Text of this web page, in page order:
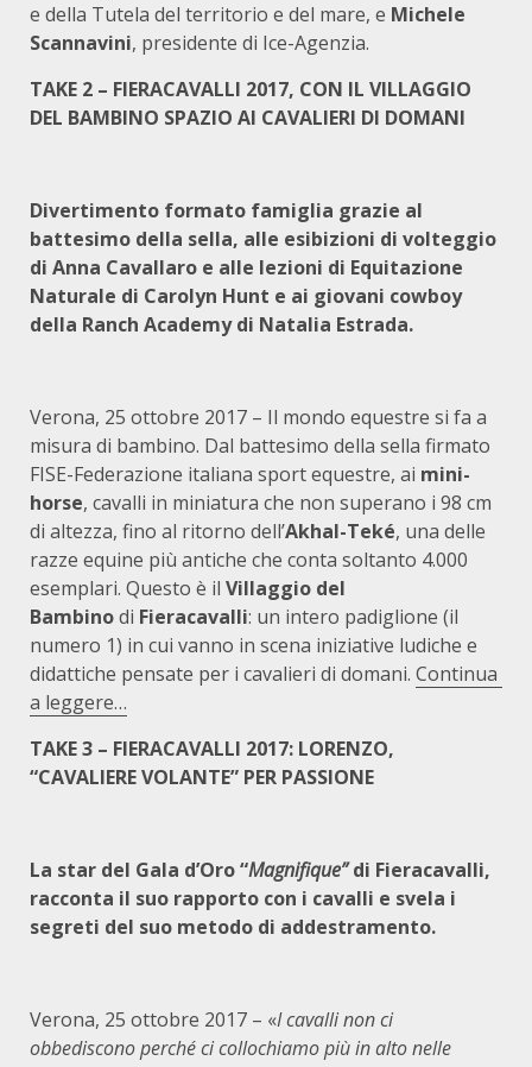
e della Tutela del territorio e del mare, e Michele
Scannavini, presidente di Ice-Agenzia.
TAKE 2 – FIERACAVALLI 2017, CON IL VILLAGGIO
DEL BAMBINO SPAZIO AI CAVALIERI DI DOMANI
Divertimento formato famiglia grazie al
battesimo della sella, alle esibizioni di volteggio
di Anna Cavallaro e alle lezioni di Equitazione
Naturale di Carolyn Hunt e ai giovani cowboy
della Ranch Academy di Natalia Estrada.
Verona, 25 ottobre 2017 – Il mondo equestre si fa a
misura di bambino. Dal battesimo della sella firmato
FISE-Federazione italiana sport equestre, ai mini-
horse, cavalli in miniatura che non superano i 98 cm
di altezza, fino al ritorno dell’Akhal-Teké, una delle
razze equine più antiche che conta soltanto 4.000
esemplari. Questo è il Villaggio del
Bambinodi Fieracavalli: un intero padiglione (il
numero 1) in cui vanno in scena iniziative ludiche e
didattiche pensate per i cavalieri di domani. Continua
a leggere…
TAKE 3 – FIERACAVALLI 2017: LORENZO,
“CAVALIERE VOLANTE” PER PASSIONE
La star del Gala d’Oro “Magnifique”di Fieracavalli,
racconta il suo rapporto con i cavalli e svela i
segreti del suo metodo di addestramento.
Verona, 25 ottobre 2017 – «I cavalli non ci
obbediscono perché ci collochiamo più in alto nelle